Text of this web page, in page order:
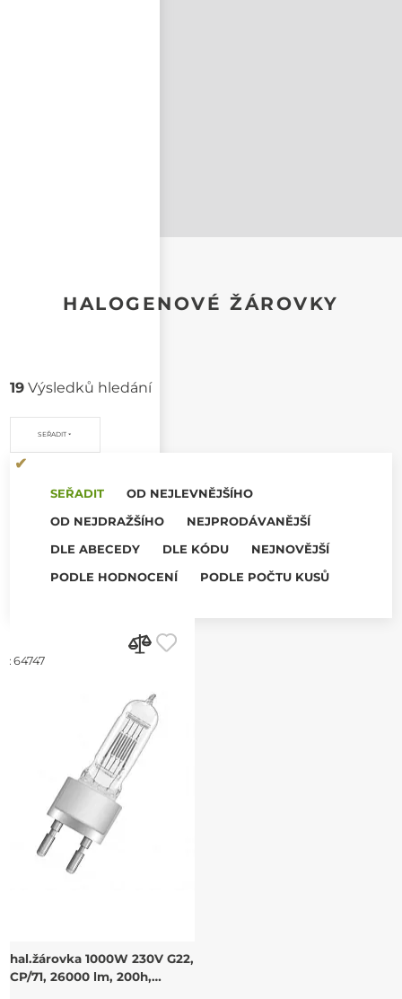
HALOGENOVÉ ŽÁROVKY
19 Výsledků hledání
SEŘADIT
SEŘADIT
OD NEJLEVNĚJŠÍHO
OD NEJDRAŽŠÍHO
NEJPRODÁVANĚJŠÍ
DLE ABECEDY
DLE KÓDU
NEJNOVĚJŠÍ
PODLE HODNOCENÍ
PODLE POČTU KUSŮ
64747
hal.žárovka 1000W 230V G22,
CP/71, 26000 lm, 200h,